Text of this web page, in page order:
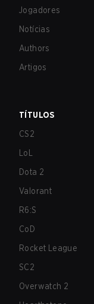
Jogadores
Notícias
Authors
Artigos
TÍTULOS
CS2
LoL
Dota 2
Valorant
R6:S
CoD
Rocket League
SC2
Overwatch 2